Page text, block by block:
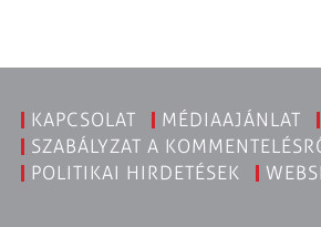
KAPCSOLAT MÉDIAAJÁNLAT
SZABÁLYZAT A
POLITIKAI HIRDETÉSEK